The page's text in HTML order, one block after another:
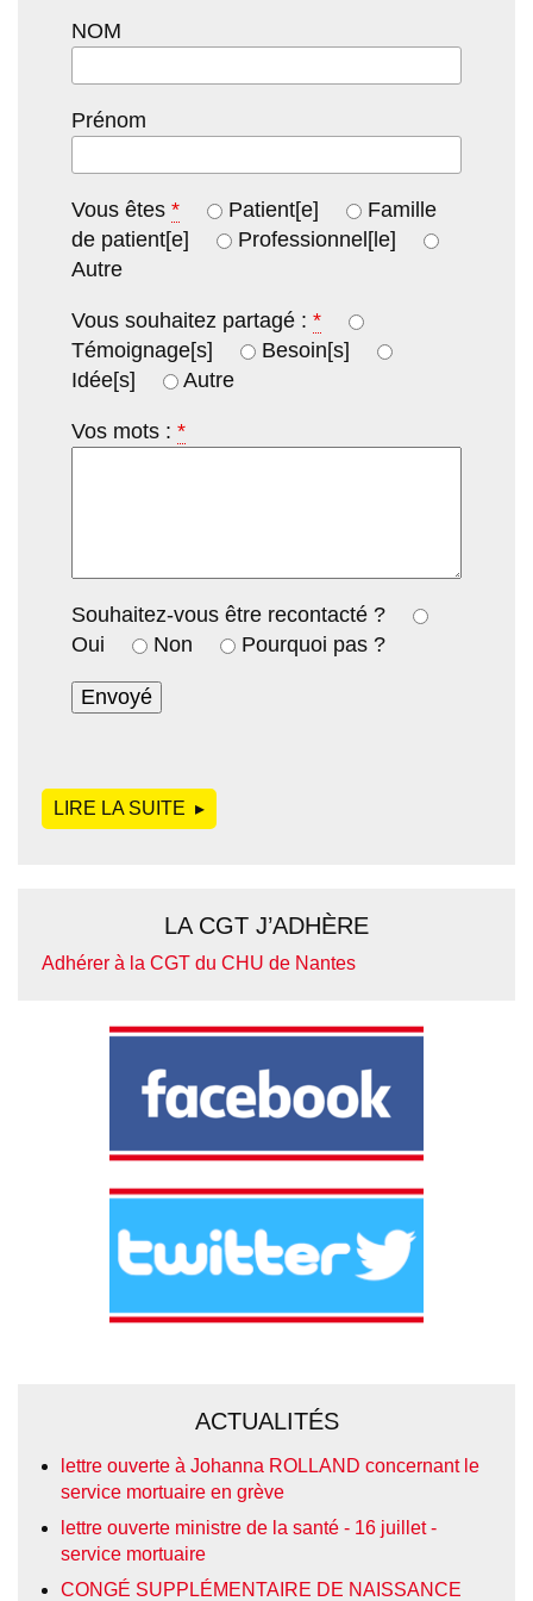
NOM
Prénom
Vous êtes * Patient[e]
Famille
de patient[e]
Professionnel[le]
Autre
Vous souhaitez partagé : *
Témoignage[s]
Besoin[s]
Idée[s]
Autre
Vos mots : *
Souhaitez-vous être recontacté ?
Oui
Non Pourquoi pas ?
LIRE LA SUITE DE
LA CGT J’ADHÈRE
Adhérer à la CGT du CHU de Nantes
ACTUALITÉS
lettre ouverte à Johanna ROLLAND concernant le
service mortuaire en grève
lettre ouverte ministre de la santé - 16 juillet -
service mortuaire
CONGÉ SUPPLÉMENTAIRE DE NAISSANCE